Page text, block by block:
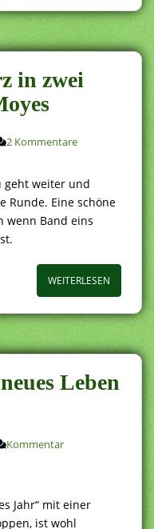
in zwei
2 Kommentare
geht weiter und
Runde. Eine schöne
wenn Band eins
WEITERLESEN
Leben
Kommentar
Jahr“ mit einer
ist wohl